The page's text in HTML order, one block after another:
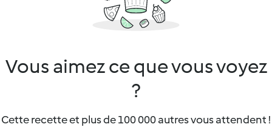
Vous aimez ce que vous voyez
?
Cette recette et plus de 100 000 autres vous attendent !